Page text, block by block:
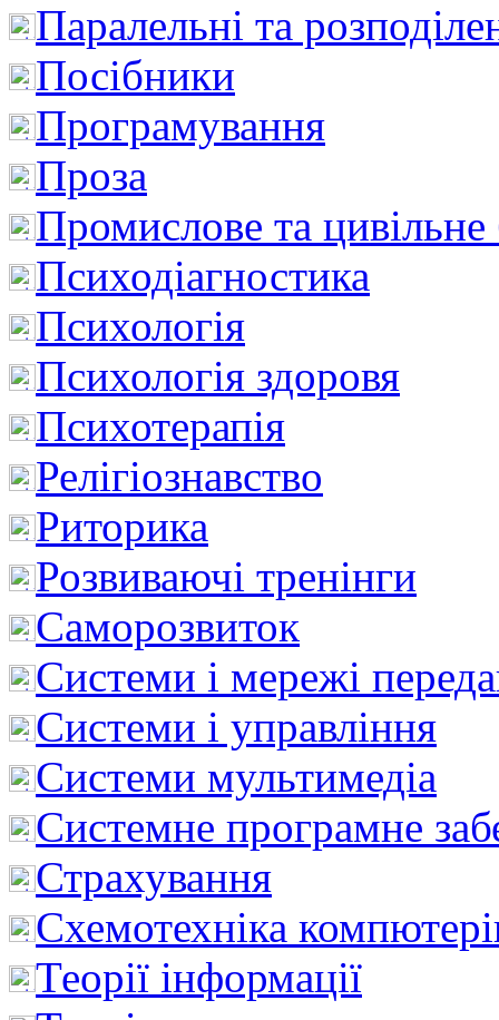
Паралельні та
Посібники
Програмування
Проза
Промислове та цивільне
Психодіагностика
Психологія
Психологія здоровя
Психотерапія
Релігіознавство
Риторика
Розвиваючі тренінги
Саморозвиток
Системи і мережі
Системи і управління
Системи мультимедіа
Системне програмне
Страхування
Схемотехніка
Теорії інформації